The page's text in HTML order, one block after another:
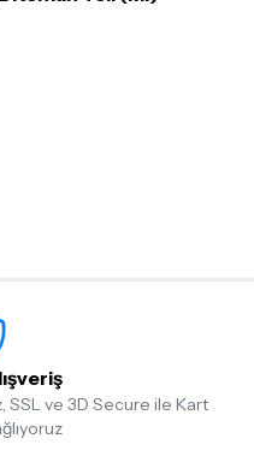
göre farklılık
ilgili ürünün
emin olun.
SSL ve 3D Secure ile Kart